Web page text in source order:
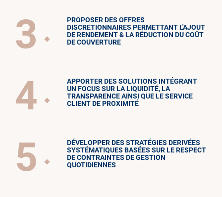
3
PROPOSER DES OFFRES
DISCRETIONNAIRES PERMETTANT L'AJOUT
DE RENDEMENT & LA RÉDUCTION DU COÛT
DE COUVERTURE
4
APPORTER DES SOLUTIONS INTÉGRANT
UN FOCUS SUR LA LIQUIDITÉ, LA
TRANSPARENCE AINSI QUE LE SERVICE
CLIENT DE PROXIMITÉ
5
DÉVELOPPER DES STRATÉGIES DERIVÉES
SYSTÉMATIQUES BASÉES SUR LE RESPECT
DE CONTRAINTES DE GESTION
QUOTIDIENNES